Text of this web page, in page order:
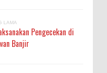
LAMA
Pengecekan di
Banjir